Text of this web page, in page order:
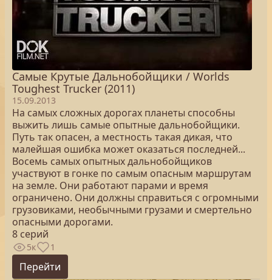
Самые Крутые Дальнобойщики / Worlds
Toughest Trucker (2011)
15.09.2013
На самых сложных дорогах планеты способны
выжить лишь самые опытные дальнобойщики.
Путь так опасен, а местность такая дикая, что
малейшая ошибка может оказаться последней...
Восемь самых опытных дальнобойщиков
участвуют в гонке по самым опасным маршрутам
на земле. Они работают парами и время
ограничено. Они должны справиться с огромными
грузовиками, необычными грузами и смертельно
опасными дорогами.
8 серий
5к 1
Перейти